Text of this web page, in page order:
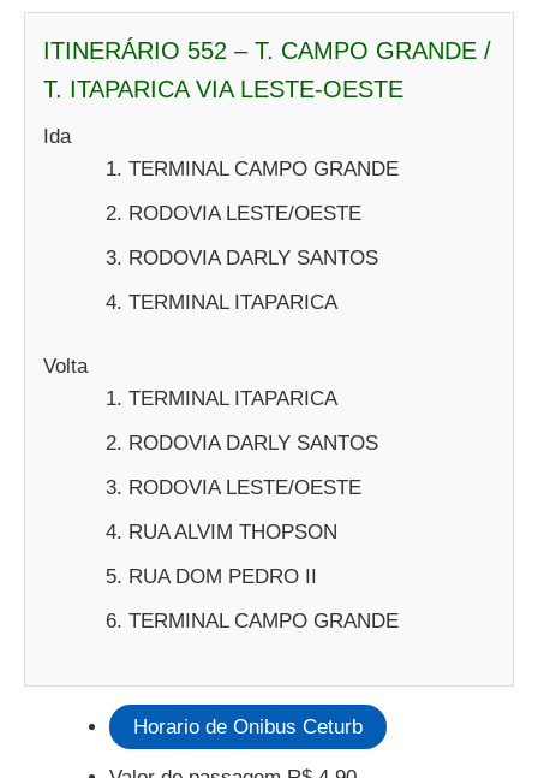
ITINERÁRIO 552 – T. CAMPO GRANDE /
T. ITAPARICA VIA LESTE-OESTE
Ida
TERMINAL CAMPO GRANDE
RODOVIA LESTE/OESTE
RODOVIA DARLY SANTOS
TERMINAL ITAPARICA
Volta
TERMINAL ITAPARICA
RODOVIA DARLY SANTOS
RODOVIA LESTE/OESTE
RUA ALVIM THOPSON
RUA DOM PEDRO II
TERMINAL CAMPO GRANDE
Horario de Onibus Ceturb